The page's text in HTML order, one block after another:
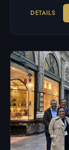
DETAILS